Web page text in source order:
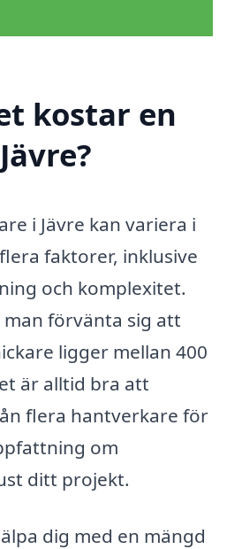
kostar en
i Jävre kan variera i
faktorer, inklusive
och komplexitet.
förvänta sig att
ligger mellan 400
är alltid bra att
flera hantverkare för
om
ditt projekt.
dig med en mängd